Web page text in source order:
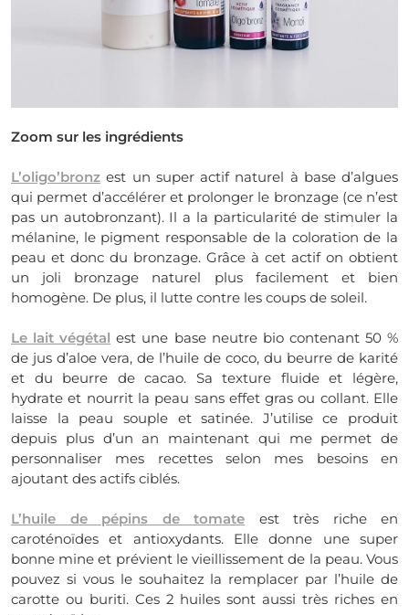
Zoom sur les ingrédients
L’oligo’bronz est un super actif naturel à base d’algues
qui permet d’accélérer et prolonger le bronzage (ce n’est
pas un autobronzant). Il a la particularité de stimuler la
mélanine, le pigment responsable de la coloration de la
peau et donc du bronzage. Grâce à cet actif on obtient
un joli bronzage naturel plus facilement et bien
homogène. De plus, il lutte contre les coups de soleil.
Le lait végétal est une base neutre bio contenant 50 %
de jus d’aloe vera, de l’huile de coco, du beurre de karité
et du beurre de cacao. Sa texture fluide et légère,
hydrate et nourrit la peau sans effet gras ou collant. Elle
laisse la peau souple et satinée. J’utilise ce produit
depuis plus d’un an maintenant qui me permet de
personnaliser mes recettes selon mes besoins en
ajoutant des actifs ciblés.
L’huile de pépins de tomate est très riche en
caroténoïdes et antioxydants. Elle donne une super
bonne mine et prévient le vieillissement de la peau. Vous
pouvez si vous le souhaitez la remplacer par l’huile de
carotte ou buriti. Ces 2 huiles sont aussi très riches en